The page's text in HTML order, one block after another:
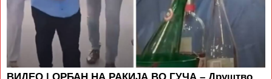
ВИДЕО | ОРБАН НА РАКИЈА ВО ГУЧА – Друштво